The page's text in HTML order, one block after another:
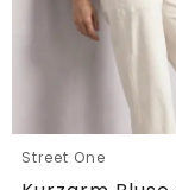
Street One